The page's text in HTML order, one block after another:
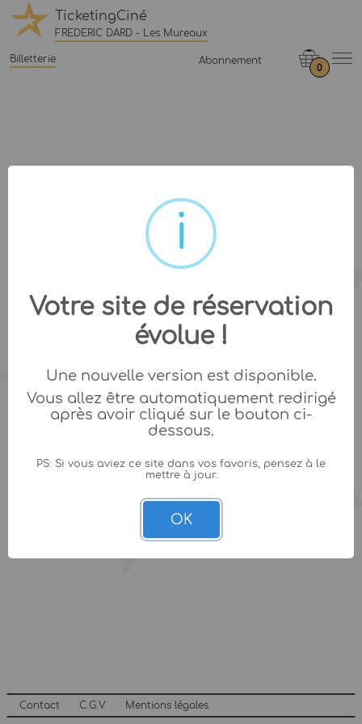
TicketingCiné
FREDERIC DARD - Les Mureaux
Billetterie Abonnement
0
Contact C.G.V Mentions légales
Votre site de réservation
évolue !
Une nouvelle version est disponible.
Vous allez être automatiquement redirigé
après avoir cliqué sur le bouton ci-
dessous.
PS: Si vous aviez ce site dans vos favoris, pensez à le
mettre à jour.
OK